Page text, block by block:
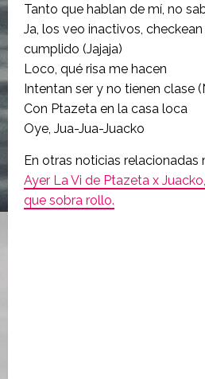
Tanto que hablan de mí, no
Ja, los veo inactivos,
cumplido (Jajaja)
Loco, qué risa me hacen
Intentan ser y no tienen clase
Con Ptazeta en la casa loca
Oye, Jua-Jua-Juacko
En otras noticias relacionadas
Ayer La Vi de Ptazeta x
que sobra rollo.